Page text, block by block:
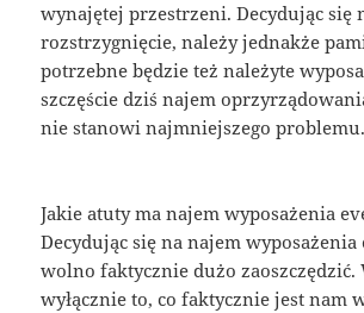
wynajętej przestrzeni. Decydując się
rozstrzygnięcie, należy jednakże
potrzebne będzie też należyte
szczęście dziś najem
nie stanowi najmniejszego problemu.
Jakie atuty ma najem wyposażenia
Decydując się na najem wyposażenia
wolno faktycznie dużo zaoszczędzić.
wyłącznie to, co faktycznie jest nam